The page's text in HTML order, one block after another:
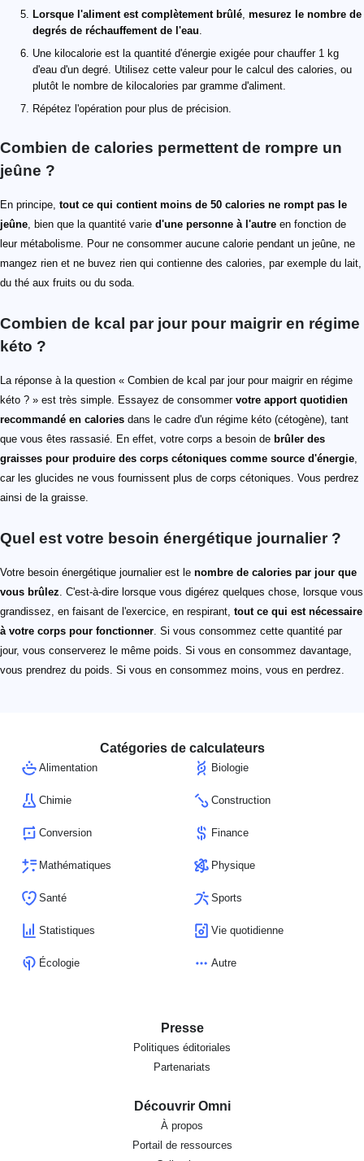
Lorsque l'aliment est complètement brûlé, mesurez le nombre de
degrés de réchauffement de l'eau.
Une kilocalorie est la quantité d'énergie exigée pour chauffer 1 kg
d'eau d'un degré. Utilisez cette valeur pour le calcul des calories, ou
plutôt le nombre de kilocalories par gramme d'aliment.
Répétez l'opération pour plus de précision.
Combien de calories permettent de rompre un
jeûne ?
En principe, tout ce qui contient moins de 50 calories ne rompt pas le
jeûne, bien que la quantité varie d'une personne à l'autre en fonction de
leur métabolisme. Pour ne consommer aucune calorie pendant un jeûne, ne
mangez rien et ne buvez rien qui contienne des calories, par exemple du lait,
du thé aux fruits ou du soda.
Combien de kcal par jour pour maigrir en régime
kéto ?
La réponse à la question « Combien de kcal par jour pour maigrir en régime
kéto ? » est très simple. Essayez de consommer votre apport quotidien
recommandé en calories dans le cadre d'un régime kéto (cétogène), tant
que vous êtes rassasié. En effet, votre corps a besoin de brûler des
graisses pour produire des corps cétoniques comme source d'énergie,
car les glucides ne vous fournissent plus de corps cétoniques. Vous perdrez
ainsi de la graisse.
Quel est votre besoin énergétique journalier ?
Votre besoin énergétique journalier est le nombre de calories par jour que
vous brûlez. C'est-à-dire lorsque vous digérez quelques chose, lorsque vous
grandissez, en faisant de l'exercice, en respirant, tout ce qui est nécessaire
à votre corps pour fonctionner. Si vous consommez cette quantité par
jour, vous conserverez le même poids. Si vous en consommez davantage,
vous prendrez du poids. Si vous en consommez moins, vous en perdrez.
Catégories de calculateurs
Alimentation Biologie
Chimie Construction
Conversion Finance
Mathématiques Physique
Santé Sports
Statistiques Vie quotidienne
Écologie Autre
Presse
Politiques éditoriales
Partenariats
Découvrir Omni
À propos
Portail de ressources